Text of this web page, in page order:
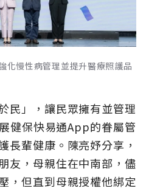
慢性病管理並提升醫療照護品
民」，讓民眾擁有並管理
健保快易通App的眷屬管
長輩健康。陳亮妤分享，
友，母親住在中南部，儘
，但直到母親授權他綁定